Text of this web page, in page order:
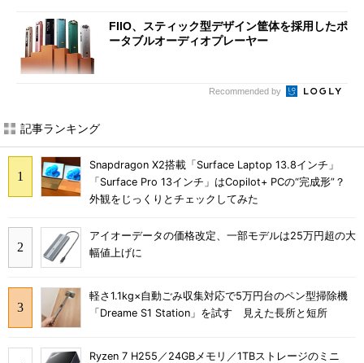
FIIO、スティック型デザイン筐体を採用したポ
ータブルオーディオプレーヤー
Recommended by
記事ランキング
Snapdragon X2搭載「Surface Laptop 13.8インチ」
「Surface Pro 13インチ」はCopilot+ PCの“完成形”？
外観をじっくりとチェックしてみた
アイオーデータの価格改定、一部モデルは25万円超の大
幅値上げに
軽さ1.1kg×自動ごみ収集対応で5万円台のペン型掃除機
「Dreame S1 Station」を試す 見えた長所と短所
Ryzen 7 H255／24GBメモリ／1TBストレージのミニ